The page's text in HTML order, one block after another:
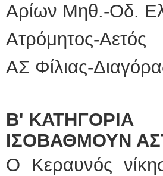
Αρίων Μηθ.-Οδ.
Ατρόμητος-Αετός
ΑΣ Φίλιας-
Β' ΚΑΤΗΓΟΡΙΑ
ΙΣΟΒΑΘΜΟΥΝ
Ο Κεραυνός